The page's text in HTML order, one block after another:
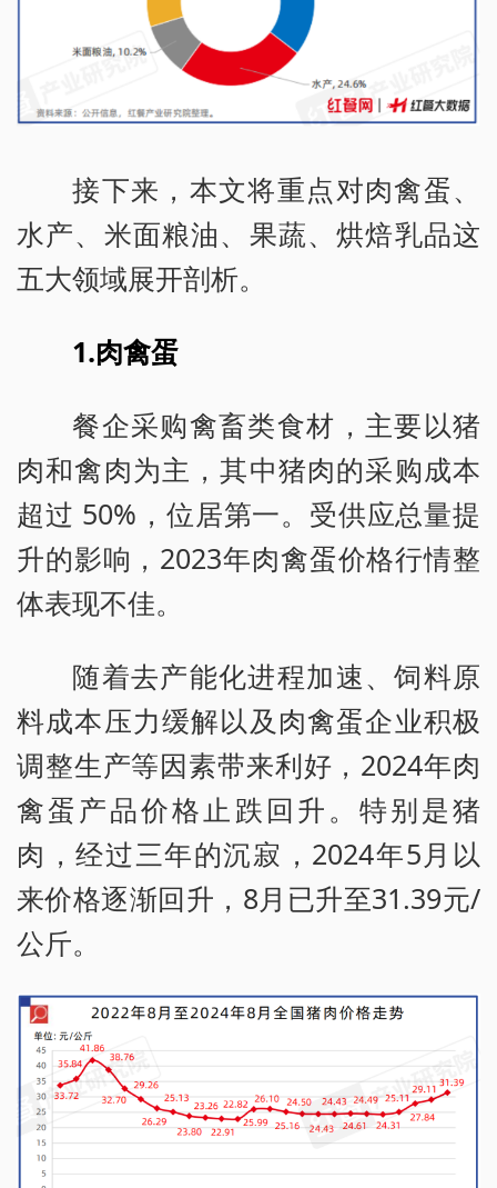
接下来，本文将重点对肉禽蛋、
水产、米面粮油、果蔬、烘焙乳品这
五大领域展开剖析。
1.肉禽蛋
餐企采购禽畜类食材，主要以猪
肉和禽肉为主，其中猪肉的采购成本
超过 50%，位居第一。受供应总量提
升的影响，2023年肉禽蛋价格行情整
体表现不佳。
随着去产能化进程加速、饲料原
料成本压力缓解以及肉禽蛋企业积极
调整生产等因素带来利好，2024年肉
禽蛋产品价格止跌回升。特别是猪
肉，经过三年的沉寂，2024年5月以
来价格逐渐回升，8月已升至31.39元/
公斤。